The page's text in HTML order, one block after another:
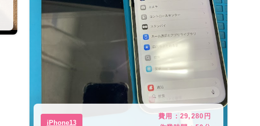
iPhone13
費用： 29,280 円